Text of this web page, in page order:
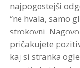
najpogostejši
“ne hvala, samo
strokovni.
pričakujete
kaj si stranka